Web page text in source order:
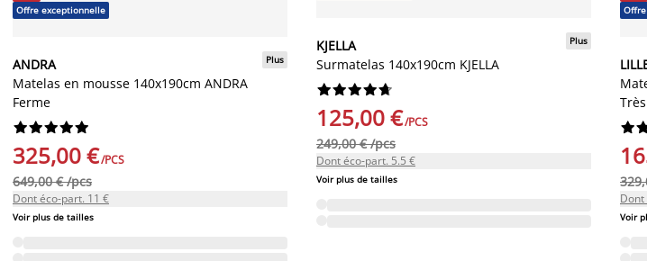
Offre exceptionnelle
ANDRA
Matelas en mousse 140x190cm ANDRA
Ferme
Plus






325,00 €/PCS
649,00 € /pcs
Dont éco-part. 11 €
Voir plus de tailles
KJELLA
Surmatelas 140x190cm KJELLA
Plus






125,00 €/PCS
249,00 € /pcs
Dont éco-part. 5.5 €
Voir plus de tailles


Voir